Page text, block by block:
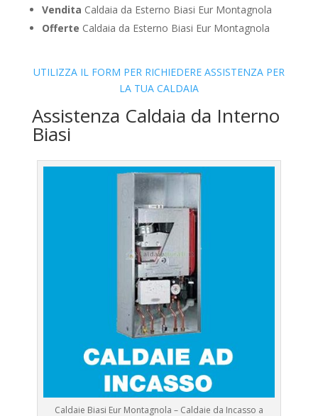
Vendita Caldaia da Esterno Biasi Eur Montagnola
Offerte Caldaia da Esterno Biasi Eur Montagnola
UTILIZZA IL FORM PER RICHIEDERE ASSISTENZA PER
LA TUA CALDAIA
Assistenza Caldaia da Interno
Biasi
Caldaie Biasi Eur Montagnola – Caldaie da Incasso a